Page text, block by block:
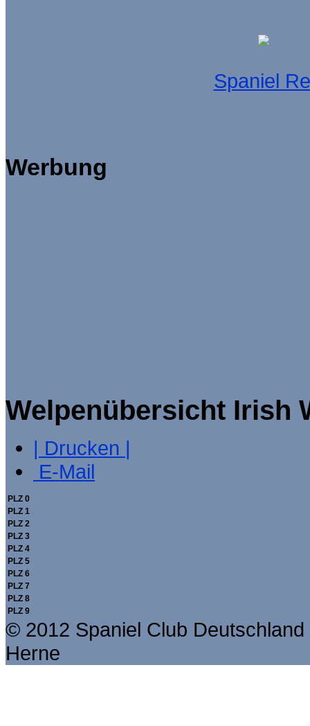
Spaniel
Werbung
Welpenübersicht Irish
| Drucken |
E-Mail
PLZ 0
PLZ 1
PLZ 2
PLZ 3
PLZ 4
PLZ 5
PLZ 6
PLZ 7
PLZ 8
PLZ 9
© 2012 Spaniel Club
Herne